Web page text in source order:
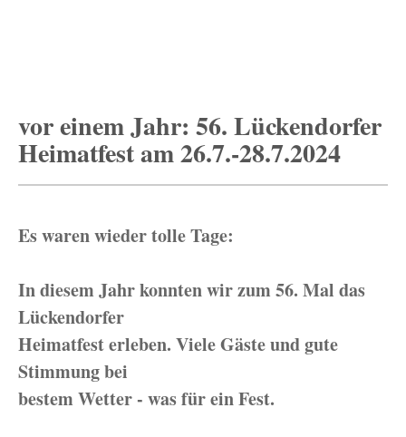
vor einem Jahr: 56. Lückendorfer
Heimatfest am 26.7.-28.7.2024
Es waren wieder tolle Tage:
In diesem Jahr konnten wir zum 56. Mal das
Lückendorfer
Heimatfest erleben. Viele Gäste und gute
Stimmung bei
bestem Wetter - was für ein Fest.